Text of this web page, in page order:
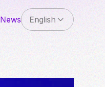
News English